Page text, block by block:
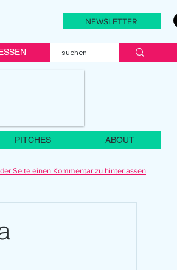
NEWSLETTER
PITCHES ABOUT
Seite einen Kommentar zu hinterlassen